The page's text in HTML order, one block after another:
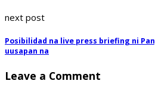
next post
Posibilidad na live press briefing ni
uusapan na
Leave a Comment